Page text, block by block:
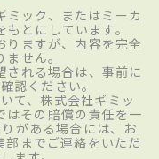
ック、またはミーカ
とにしています。
りますが、内容を完全
せん。
される場合は、事前に
認ください。
て、株式会社ギミッ
はその賠償の責任を一
がある場合には、お
までご連絡をいただ